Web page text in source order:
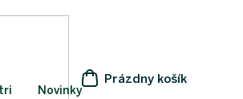
NÁKUPNÝ
Prázdny košík
Novinky